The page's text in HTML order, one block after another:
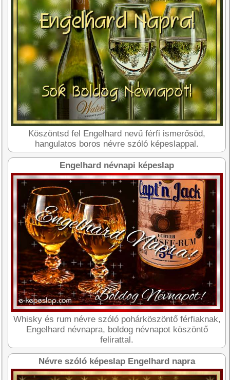
Köszöntsd fel Engelhard nevű férfi ismerősöd,
hangulatos boros névre szóló képeslappal.
Engelhard névnapi képeslap
Whisky és rum névre szóló pohárköszöntő férfiaknak,
Engelhard névnapra, boldog névnapot köszöntő
felirattal.
Névre szóló képeslap Engelhard napra